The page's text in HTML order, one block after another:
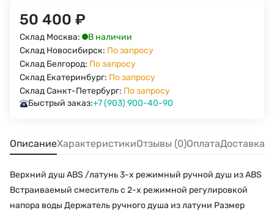
50 400 ₽
Склад Москва:
В наличии
Склад Новосибирск: По запросу
Склад Белгород: По запросу
Склад Екатеринбург: По запросу
Склад Санкт-Петербург: По запросу
Быстрый заказ:+7 (903) 900-40-90
ОписаниеХарактеристикиОтзывы (0)ОплатаДоставка
Верхний душ ABS /латунь 3-х режимный ручной душ из ABS
Встраиваемый смеситель c 2-х режимной регулировкой
напора воды Держатель ручного душа из латуни Размер